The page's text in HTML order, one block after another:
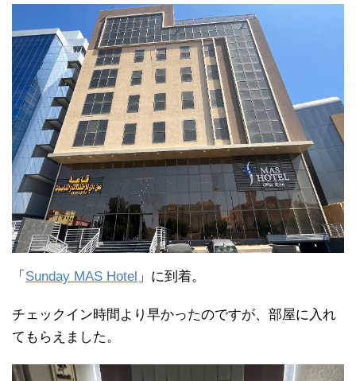
「 Sunday MAS Hotel 」に到着。
チェックイン時間より早かったのですが、部屋に入れ
てもらえました。